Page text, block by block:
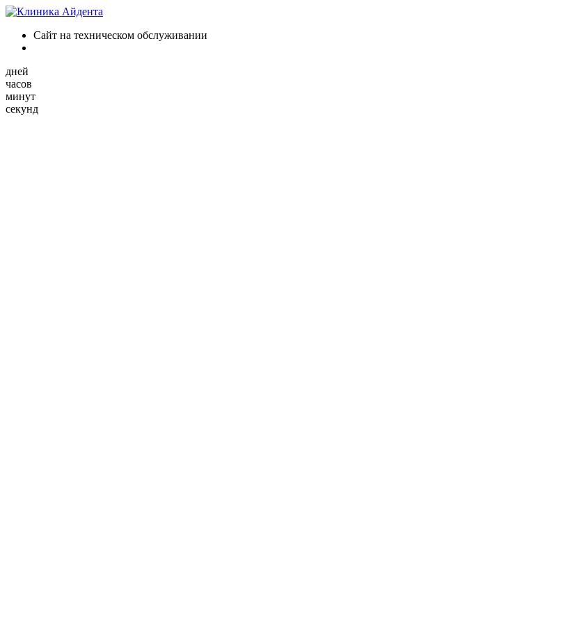
Сайт на техническом обслуживании
дней
часов
минут
секунд